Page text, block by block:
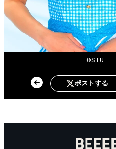
©STU
ポストする